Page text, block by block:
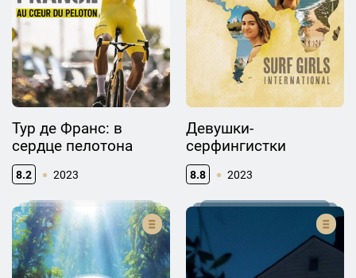
Тур де Франс: в
сердце пелотона
8.2 2023
Девушки-
серфингистки
8.8 2023